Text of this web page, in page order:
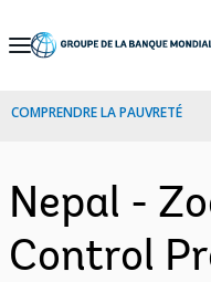
Skip
Navigation
COMPRENDRE LA PAUVRETÉ
Nepal -
Control